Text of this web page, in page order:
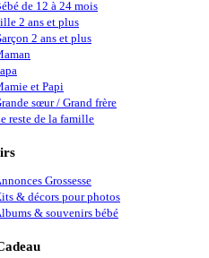
de 12 à 24 mois
2 ans et plus
2 ans et plus
et Papi
sœur / Grand frère
reste de la famille
Grossesse
& décors pour photos
& souvenirs bébé